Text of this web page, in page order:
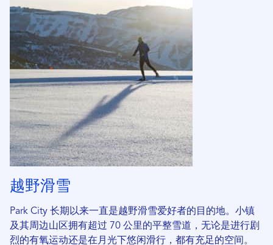
越野滑雪
Park City 长期以来一直是越野滑雪爱好者的目的地。小镇
及其周边山区拥有超过 70 公里的平整雪道，无论是进行剧
烈的有氧运动还是在月光下悠闲滑行，都有充足的空间。